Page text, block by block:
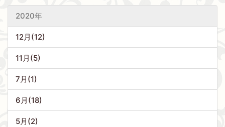
2020年
12月(12)
11月(5)
7月(1)
6月(18)
5月(2)